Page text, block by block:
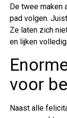
De twee maken
pad volgen.
Ze laten zich
en lijken
voor
Naast alle